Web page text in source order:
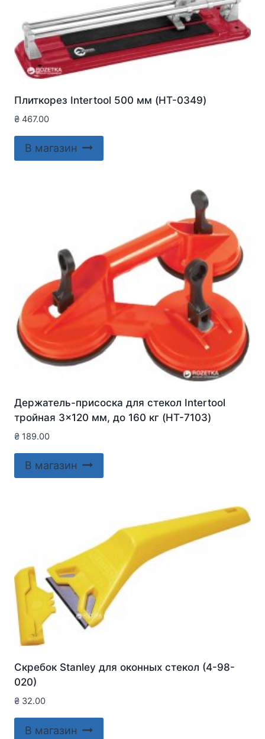
Плиткорез Intertool 500 мм (HT-0349)
₴ 467.00
В магазин
Держатель-присоска для стекол Intertool
тройная 3×120 мм, до 160 кг (HT-7103)
₴ 189.00
В магазин
Скребок Stanley для оконныx стекол (4-98-
020)
₴ 32.00
В магазин